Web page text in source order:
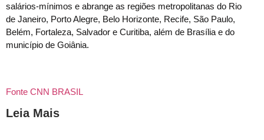
salários-mínimos e abrange as regiões metropolitanas do Rio
de Janeiro, Porto Alegre, Belo Horizonte, Recife, São Paulo,
Belém, Fortaleza, Salvador e Curitiba, além de Brasília e do
município de Goiânia.
Fonte CNN BRASIL
Leia Mais